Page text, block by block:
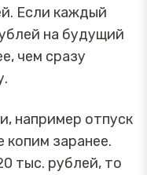
Если каждый
на будущий
чем сразу
например отпуск
копим заранее.
тыс. рублей, то